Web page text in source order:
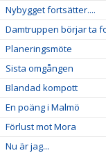
Nybygget fortsätter....
Damtruppen börjar ta
Planeringsmöte
Sista omgången
Blandad kompott
En poäng i Malmö
Förlust mot Mora
Nu är jag...